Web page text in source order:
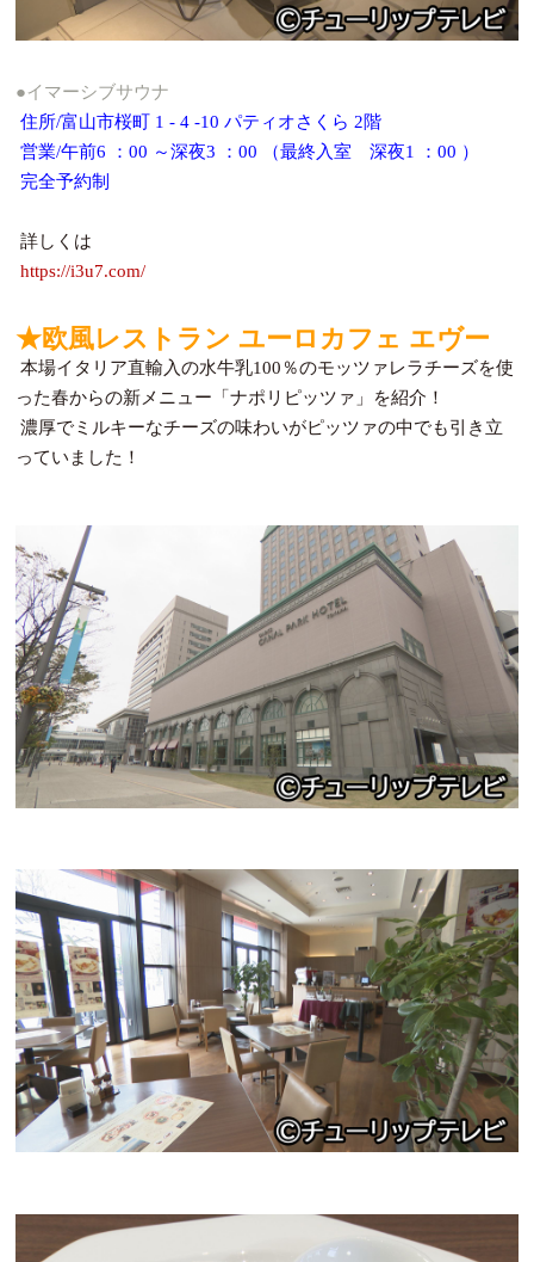
●イマーシブサウナ
住所/富山市桜町 1 - 4 -10 パティオさくら 2階
営業/午前6 ：00 ～深夜3 ：00 （最終入室 深夜1 ：00 ）
完全予約制
詳しくは
https://i3u7.com/
★欧風レストラン ユーロカフェ エヴー
本場イタリア直輸入の水牛乳100％のモッツァレラチーズを使
った春からの新メニュー「ナポリピッツァ」を紹介！
濃厚でミルキーなチーズの味わいがピッツァの中でも引き立
っていました！